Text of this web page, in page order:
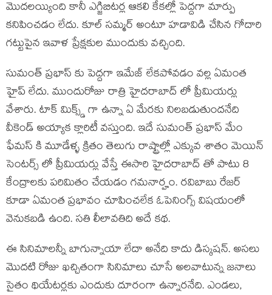
మొదలయ్యింది కానీ ఎగ్జిబిటర్ల ఆకలి కేకల్లో పెద్దగా మార్పు
కనిపించడం లేదు. కూల్ సమ్మర్ అంటూ హడావిడి చేసిన గోదారి
గట్టుపైన ఇవాళ ప్రేక్షకుల ముందుకు వచ్చింది.
సుమంత్ ప్రభాస్ కు పెద్దగా ఇమేజ్ లేకపోవడం వల్ల ఏమంత
హైప్ లేదు. ముందురోజు రాత్రి హైదరాబాద్ లో ప్రీమియర్లు
వేశారు. టాక్ మిక్స్డ్ గా ఉన్నా ఏ మేరకు నిలబడుతుందనేది
వీకెండ్ అయ్యాక క్లారిటీ వస్తుంది. ఇదే సుమంత్ ప్రభాస్ మేం
ఫేమస్ కి మూడేళ్ళ క్రితం తెలుగు రాష్ట్రాల్లో ఎక్కువ శాతం మెయిన్
సెంటర్స్ లో ప్రీమియర్లు వేస్తే ఈసారి హైదరాబాద్ తో పాటు 8
కేంద్రాలకు పరిమితం చేయడం గమనార్హం. రవిబాబు రేజర్
కూడా ఏమంత ప్రభావం చూపించలేక ఓపెనింగ్స్ విషయంలో
వెనుకబడి ఉంది. సతి లీలావతిది అదే కథ.
ఈ సినిమాలన్నీ బాగున్నాయా లేదా అనేది కాదు డిస్కషన్. అసలు
మొదటి రోజు ఖచ్చితంగా సినిమాలు చూసే అలవాటున్న జనాలు
సైతం థియేటర్లకు ఎందుకు దూరంగా ఉన్నారనేది. ఎండలు,